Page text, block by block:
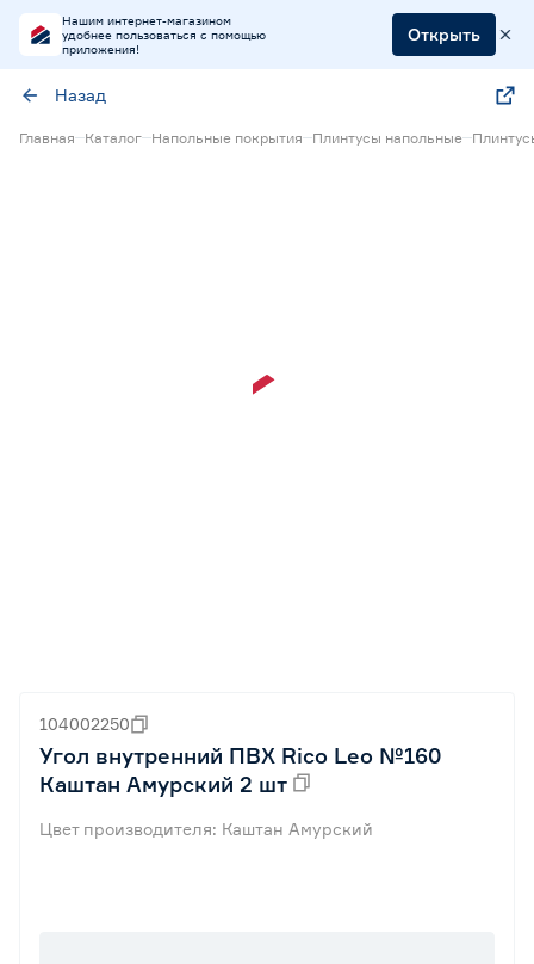
Нашим интернет-магазином
удобнее пользоваться с помощью
приложения!
Открыть
Назад
Главная Каталог Напольные покрытия Плинтусы напольные
104002250
Угол внутренний ПВХ Rico Leo №160
Каштан Амурский 2 шт
Цвет производителя: Каштан Амурский